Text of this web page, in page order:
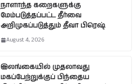
நாளாந்த கறைகளுக்கு
மேம்படுத்தப்பட்ட தீர்வை
அறிமுகப்படுத்தும் தீவா பிரெஷ்
August 4, 2026
இலங்கையில் முதலாவது
மகப்பேற்றுக்குப் பிந்தைய